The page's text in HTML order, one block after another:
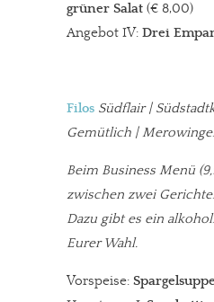
grüner Salat (€ 8,00)
Angebot IV: Drei
Filos Südflair |
Gemütlich |
Beim Business Menü
zwischen zwei
Dazu gibt es ein
Eurer Wahl.
Vorspeise: Spargelsuppe